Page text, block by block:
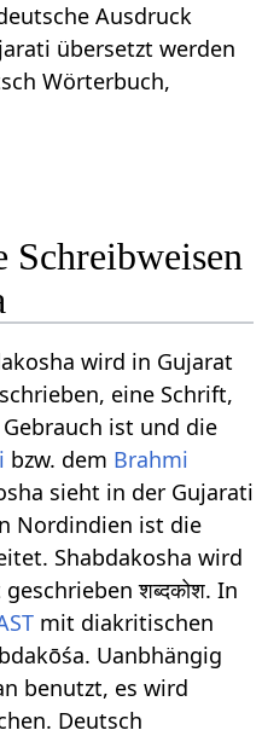
Ausdruck
übersetzt werden
Wörterbuch,
Schreibweisen
wird in Gujarat
eine Schrift,
ist und die
bzw. dem Brahmi
sieht in der Gujarati
Nordindien ist die
Shabdakosha wird
शब्दकोश. In
mit diakritischen
Uanbhängig
benutzt, es wird
Deutsch